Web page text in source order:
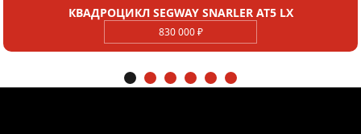
КВАДРОЦИКЛ SEGWAY SNARLER AT5 LX
830 000 ₽